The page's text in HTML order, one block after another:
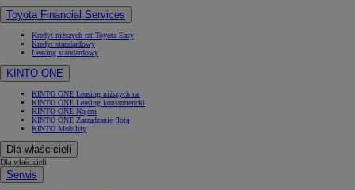
Toyota Financial Services
Kredyt niższych rat Toyota Easy
Kredyt standardowy
Leasing standardowy
KINTO ONE
KINTO ONE Leasing niższych rat
KINTO ONE Leasing konsumencki
KINTO ONE Najem
KINTO ONE Zarządzanie flotą
KINTO Mobility
Dla właścicieli
Dla właścicieli
Serwis